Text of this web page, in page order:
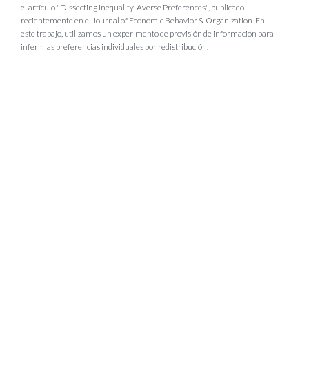
el artículo "Dissecting Inequality-Averse Preferences", publicado
recientemente en el Journal of Economic Behavior & Organization. En
este trabajo, utilizamos un experimento de provisión de información para
inferir las preferencias individuales por redistribución.